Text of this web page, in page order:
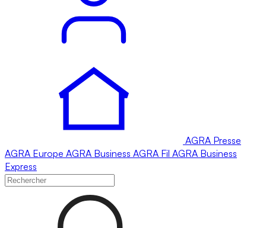
AGRA Presse
AGRA Europe AGRA Business AGRA Fil AGRA Business
Express